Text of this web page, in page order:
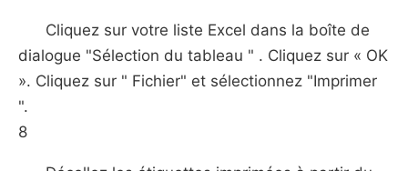
Cliquez sur votre liste Excel dans la boîte de
dialogue "Sélection du tableau " . Cliquez sur « OK
». Cliquez sur " Fichier" et sélectionnez "Imprimer
".
8